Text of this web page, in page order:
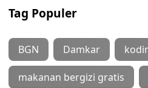
Tag Populer
BGN Damkar
makanan bergizi gratis